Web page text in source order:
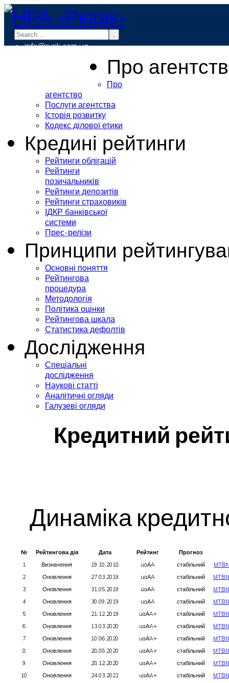
.
info@rurik.com.ua
Про
Про
агентство
Послуги агентства
Історія розвитку
Кодекс ділової етики
Кредині рейтинги
Рейтинги облігацій
Рейтинги
позичальників
Рейтинги депозитів
Рейтинги страховиків
ІДКР банківської
системи
Прес-релізи
Принципи
Основні поняття
Рейтингова
процедура
Методологія
Політика оцінки
Рейтингова шкала
Статистика дефолтів
Дослідження
Спеціальні
дослідження
Наукові статті
Аналітичні огляди
Галузеві огляди
Кредитний
Динаміка
№ Рейтингова дія Дата Рейтинг
Прогноз
1
Визначення 19.10.2018 uaАA стабільний
2
Оновлення 27.03.2019 uaАA стабільний
3
Оновлення 31.05.2019 uaАA стабільний
4
Оновлення 30.09.2019 uaАA стабільний
5
Оновлення 21.12.2019 uaАA+ стабільний
6
Оновлення 13.03.2020 uaАA+ стабільний
7
Оновлення 10.06.2020 uaАA+ стабільний
8
Оновлення 28.08.2020 uaАA+ стабільний
9
Оновлення 28.12.2020 uaАA+ стабільний
10
Оновлення 24.03.2021 uaАA+ стабільний